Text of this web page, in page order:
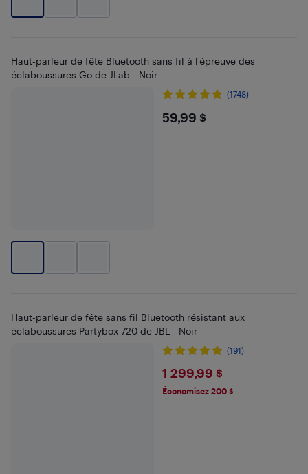
Haut-parleur de fête Bluetooth sans fil à l'épreuve des
éclaboussures Go de JLab - Noir
(1748)
$59.99
59,99 $
Haut-parleur de fête sans fil Bluetooth résistant aux
éclaboussures Partybox 720 de JBL - Noir
(191)
$1299.99
1 299,99 $
Économisez 200 $